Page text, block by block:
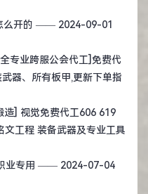
么开的 —— 2024-09-01
专业跨服公会代工]免费代
器、所有板甲,更新下单指
造] 视觉免费代工606 619
文工程 装备武器及专业工具
业专用 —— 2024-07-04